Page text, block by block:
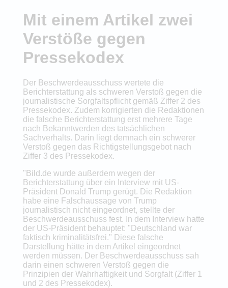
Mit einem Artikel zwei
Verstöße gegen
Pressekodex
Der Beschwerdeausschuss wertete die
Berichterstattung als schweren Verstoß gegen die
journalistische Sorgfaltspflicht gemäß Ziffer 2 des
Pressekodex. Zudem korrigierten die Redaktionen
die falsche Berichterstattung erst mehrere Tage
nach Bekanntwerden des tatsächlichen
Sachverhalts. Darin liegt demnach ein schwerer
Verstoß gegen das Richtigstellungsgebot nach
Ziffer 3 des Pressekodex.
"Bild.de wurde außerdem wegen der
Berichterstattung über ein Interview mit US-
Präsident Donald Trump gerügt. Die Redaktion
habe eine Falschaussage von Trump
journalistisch nicht eingeordnet, stellte der
Beschwerdeausschuss fest. In dem Interview hatte
der US-Präsident behauptet: "Deutschland war
faktisch kriminalitätsfrei." Diese falsche
Darstellung hätte in dem Artikel eingeordnet
werden müssen. Der Beschwerdeausschuss sah
darin einen schweren Verstoß gegen die
Prinzipien der Wahrhaftigkeit und Sorgfalt (Ziffer 1
und 2 des Pressekodex).